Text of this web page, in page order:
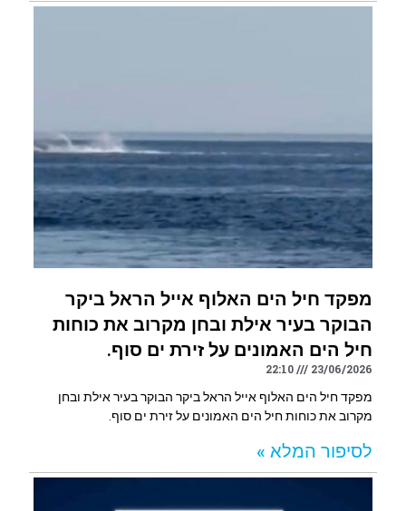
מפקד חיל הים האלוף אייל הראל ביקר
הבוקר בעיר אילת ובחן מקרוב את כוחות
חיל הים האמונים על זירת ים סוף.
23/06/2026
22:10
מפקד חיל הים האלוף אייל הראל ביקר הבוקר בעיר אילת ובחן
מקרוב את כוחות חיל הים האמונים על זירת ים סוף.
לסיפור המלא »